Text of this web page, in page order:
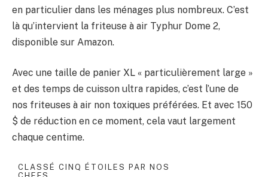
en particulier dans les ménages plus nombreux. C’est
là qu’intervient la friteuse à air Typhur Dome 2,
disponible sur Amazon.
Avec une taille de panier XL « particulièrement large »
et des temps de cuisson ultra rapides, c’est l’une de
nos friteuses à air non toxiques préférées. Et avec 150
$ de réduction en ce moment, cela vaut largement
chaque centime.
CLASSÉ CINQ ÉTOILES PAR NOS